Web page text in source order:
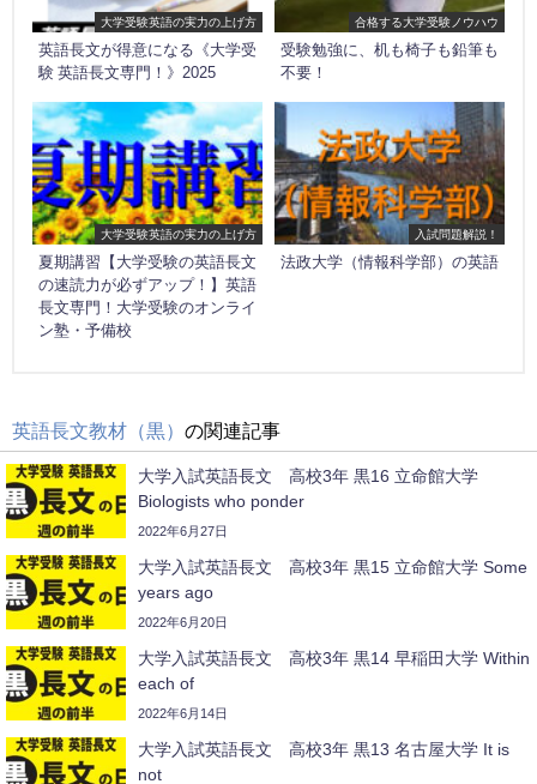
大学受験英語の実力の上げ方
英語長文が得意になる《大学受
験 英語長文専門！》2025
合格する大学受験ノウハウ
受験勉強に、机も椅子も鉛筆も
不要！
大学受験英語の実力の上げ方
夏期講習【大学受験の英語長文
の速読力が必ずアップ！】英語
長文専門！大学受験のオンライ
ン塾・予備校
入試問題解説！
法政大学（情報科学部）の英語
英語長文教材（黒） の関連記事
大学入試英語長文 高校3年 黒16 立命館大学
Biologists who ponder
2022年6月27日
大学入試英語長文 高校3年 黒15 立命館大学 Some
years ago
2022年6月20日
大学入試英語長文 高校3年 黒14 早稲田大学 Within
each of
2022年6月14日
大学入試英語長文 高校3年 黒13 名古屋大学 It is
not